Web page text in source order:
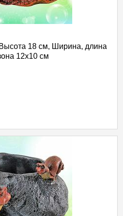
18 см, Ширина, длина
12х10 см